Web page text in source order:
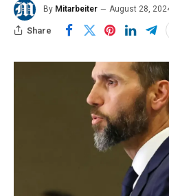
By Mitarbeiter August 28,
Share